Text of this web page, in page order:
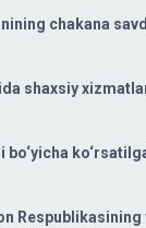
chakana
shaxsiy
bo‘yicha
Respublikasining